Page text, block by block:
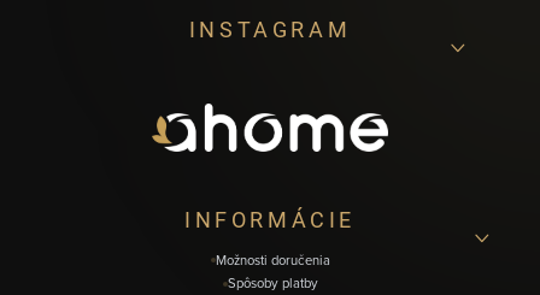
INSTAGRAM
INFORMÁCIE
Možnosti doručenia
Spôsoby platby